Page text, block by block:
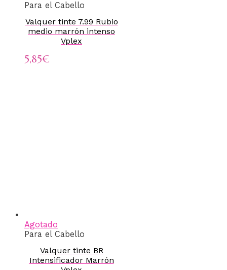
Para el Cabello
Valquer tinte 7.99 Rubio
medio marrón intenso
Vplex
5,85€
Agotado
Para el Cabello
Valquer tinte BR
Intensificador Marrón